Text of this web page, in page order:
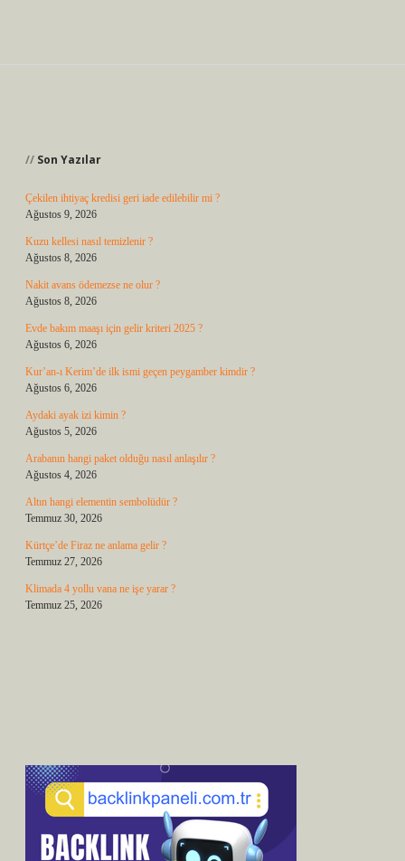
Son Yazılar
Çekilen ihtiyaç kredisi geri iade edilebilir mi ?
Ağustos 9, 2026
Kuzu kellesi nasıl temizlenir ?
Ağustos 8, 2026
Nakit avans ödemezse ne olur ?
Ağustos 8, 2026
Evde bakım maaşı için gelir kriteri 2025 ?
Ağustos 6, 2026
Kur’an-ı Kerim’de ilk ismi geçen peygamber kimdir ?
Ağustos 6, 2026
Aydaki ayak izi kimin ?
Ağustos 5, 2026
Arabanın hangi paket olduğu nasıl anlaşılır ?
Ağustos 4, 2026
Altın hangi elementin sembolüdür ?
Temmuz 30, 2026
Kürtçe’de Firaz ne anlama gelir ?
Temmuz 27, 2026
Klimada 4 yollu vana ne işe yarar ?
Temmuz 25, 2026